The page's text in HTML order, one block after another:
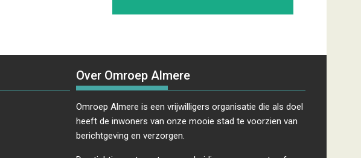
Over Omroep Almere
Omroep Almere is een vrijwilligers organisatie die als doel
heeft de inwoners van onze mooie stad te voorzien van
berichtgeving en verzorgen.